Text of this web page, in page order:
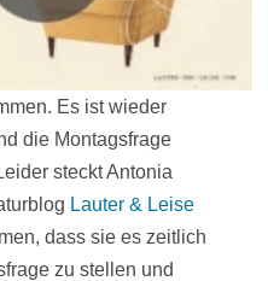
Es ist wieder
die Montagsfrage
steckt Antonia
Lauter & Leise
dass sie es zeitlich
zu stellen und